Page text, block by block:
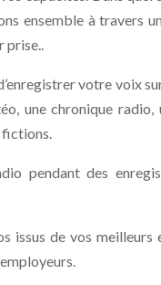
ensemble à travers
prise..
votre voix
une chronique radio,
fictions.
pendant des
issus de vos meilleurs